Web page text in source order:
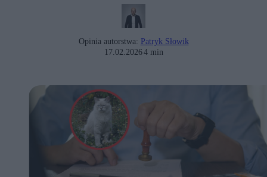
Opinia autorstwa: Patryk Słowik
17.02.20264 min